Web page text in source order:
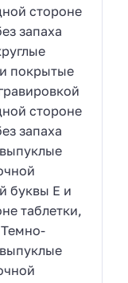
стороне
запаха
покрытые
стороне
запаха
буквы Е и
таблетки,
Темно-